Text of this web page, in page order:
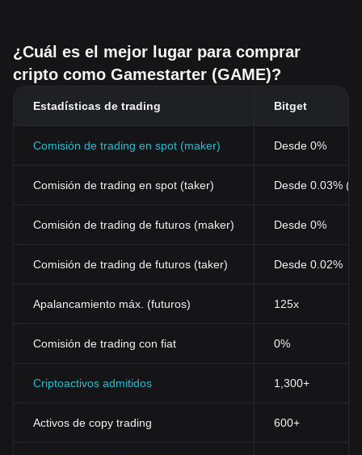
¿Cuál es el mejor lugar para comprar
cripto como Gamestarter (GAME)?
Estadísticas de trading Bitget
Comisión de trading en spot (maker) Desde 0%
Comisión de trading en spot (taker) Desde 0.03%
Comisión de trading de futuros (maker) Desde 0%
Comisión de trading de futuros (taker) Desde 0.02%
Apalancamiento máx. (futuros) 125x
Comisión de trading con fiat 0%
Criptoactivos admitidos 1,300+
Activos de copy trading 600+